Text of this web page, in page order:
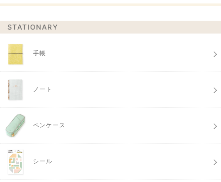
STATIONARY
手帳
ノート
ペンケース
シール